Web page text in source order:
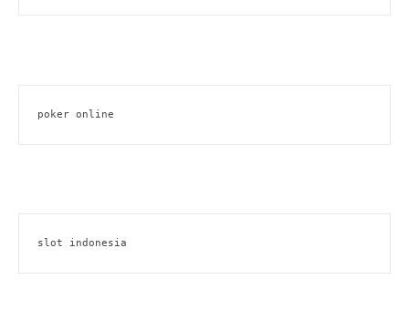
poker online
slot indonesia